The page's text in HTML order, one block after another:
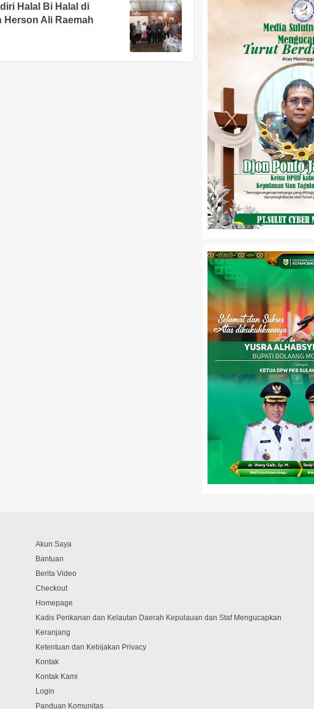
Halal Bi Halal di
Herson Ali Raemah
Akun Saya
Bantuan
Berita Video
Checkout
Homepage
Kadis Perikanan dan Kelautan Daerah Kepulauan dan Staf Mengucapkan
Keranjang
Ketentuan dan Kebijakan Privacy
Kontak
Kontak Kami
Login
Panduan Komunitas